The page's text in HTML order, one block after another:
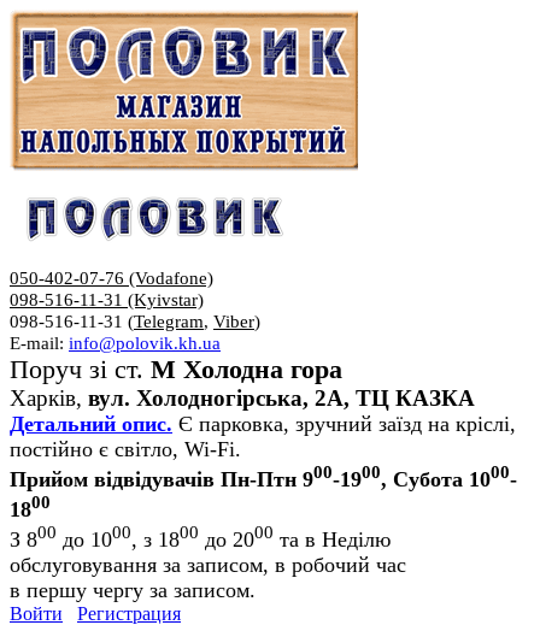
050-402-07-76 (Vodafone)
098-516-11-31 (Kyivstar)
098-516-11-31 (Telegram, Viber)
E-mail: info@polovik.kh.ua
Поруч зі ст. М Холодна гора
Харків, вул. Холодногірська, 2А, ТЦ КАЗКА
Детальний опис. Є парковка, зручний заїзд на кріслі,
постійно є світло, Wi-Fi.
Прийом відвідувачів Пн-Птн 900-1900, Субота 1000-
1800
З 800 до 1000, з 1800 до 2000 та в Неділю
обслуговування за записом, в робочий час
в першу чергу за записом.
Войти
Регистрация